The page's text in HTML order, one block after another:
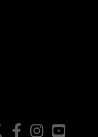
FacebookInstagram